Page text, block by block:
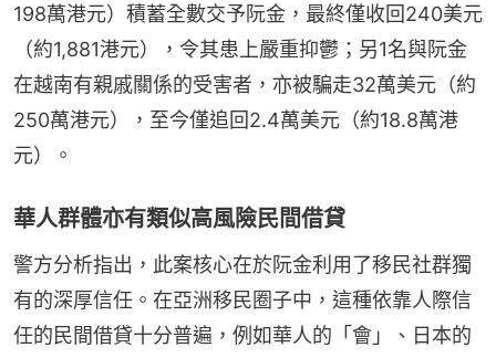
198萬港元）積蓄全數交予阮金，最終僅收回240美元
（約1,881港元），令其患上嚴重抑鬱；另1名與阮金
在越南有親戚關係的受害者，亦被騙走32萬美元（約
250萬港元），至今僅追回2.4萬美元（約18.8萬港
元）。
華人群體亦有類似高風險民間借貸
警方分析指出，此案核心在於阮金利用了移民社群獨
有的深厚信任。在亞洲移民圈子中，這種依靠人際信
任的民間借貸十分普遍，例如華人的「會」、日本的